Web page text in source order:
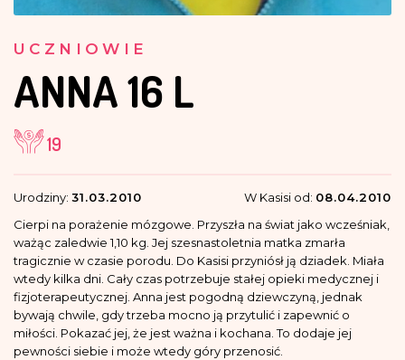
UCZNIOWIE
ANNA16 L
19
Urodziny: 31.03.2010 W Kasisi od: 08.04.2010
Cierpi na porażenie mózgowe. Przyszła na świat jako wcześniak,
ważąc zaledwie 1,10 kg. Jej szesnastoletnia matka zmarła
tragicznie w czasie porodu. Do Kasisi przyniósł ją dziadek. Miała
wtedy kilka dni. Cały czas potrzebuje stałej opieki medycznej i
fizjoterapeutycznej. Anna jest pogodną dziewczyną, jednak
bywają chwile, gdy trzeba mocno ją przytulić i zapewnić o
miłości. Pokazać jej, że jest ważna i kochana. To dodaje jej
pewności siebie i może wtedy góry przenosić.